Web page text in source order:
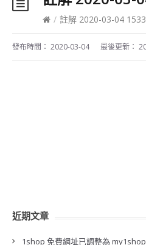
/ 註解 2020-03-04
發布時間： 2020-03-04 最後更新：
近期文章
1shop 免費網址已調整為